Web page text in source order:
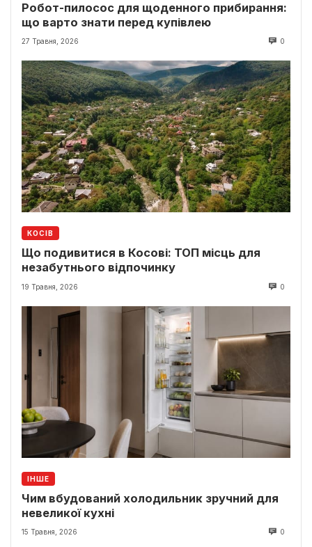
Робот-пилосос для щоденного прибирання:
що варто знати перед купівлею
27 Травня, 2026 0
КОСІВ
Що подивитися в Косові: ТОП місць для
незабутнього відпочинку
19 Травня, 2026 0
ІНШЕ
Чим вбудований холодильник зручний для
невеликої кухні
15 Травня, 2026 0